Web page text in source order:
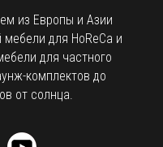
из Европы и Азии
для HoReCa и
для частного
комплектов до
от солнца.